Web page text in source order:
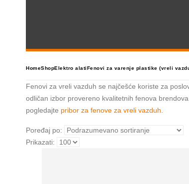
HomeShopElektro alatiFenovi za varenje plastike (vreli
Fenovi za vreli vazduh se najčešće koriste za
odličan izbor provereno kvalitetnih fenova
pogledajte pribor za fenove za vreli vazduh.
Poređaj po:
Prikazati: